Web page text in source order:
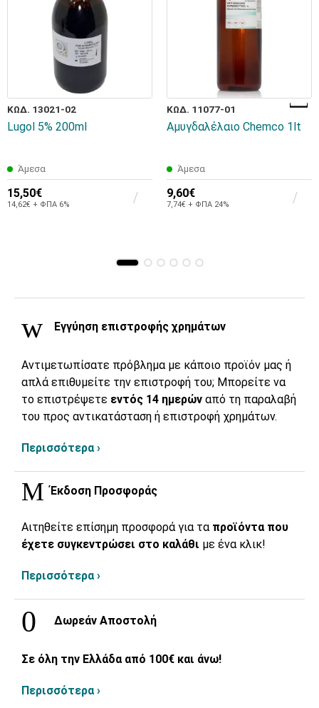
ΚΩΔ. 13021-02
Lugol 5% 200ml
Άμεσα
15,50€
14,62€ + ΦΠΑ 6%
ΚΩΔ. 11077-01
Αμυγδαλέλαιο Chemco 1lt
Άμεσα
9,60€
7,74€ + ΦΠΑ 24%
Εγγύηση επιστροφής χρημάτων
Αντιμετωπίσατε πρόβλημα με κάποιο προϊόν μας ή
απλά επιθυμείτε την επιστροφή του; Μπορείτε να
το επιστρέψετε εντός 14 ημερών από τη παραλαβή
του προς αντικατάσταση ή επιστροφή χρημάτων.
Περισσότερα ›
Έκδοση Προσφοράς
Αιτηθείτε επίσημη προσφορά για τα προϊόντα που
έχετε συγκεντρώσει στο καλάθι με ένα κλικ!
Περισσότερα ›
Δωρεάν Αποστολή
Σε όλη την Ελλάδα από 100€ και άνω!
Περισσότερα ›